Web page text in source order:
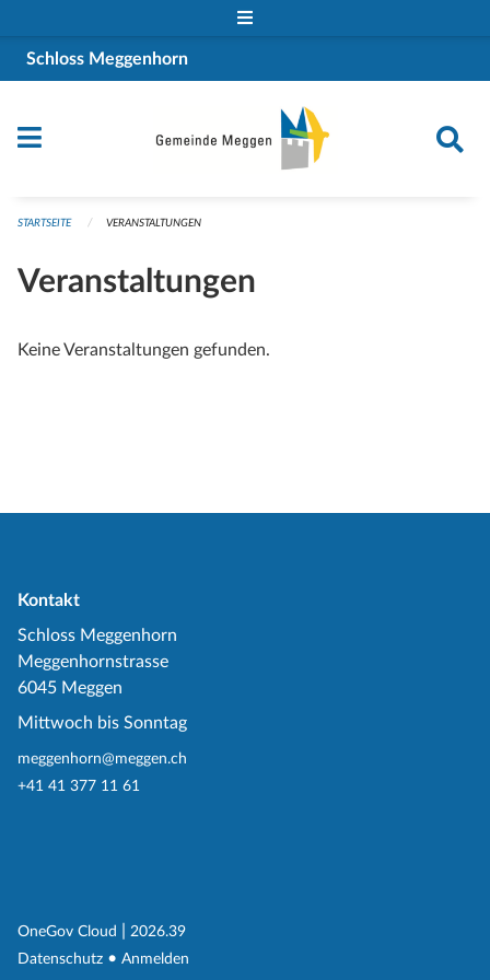
Schloss Meggenhorn
STARTSEITE VERANSTALTUNGEN
Veranstaltungen
Keine Veranstaltungen gefunden.
Kontakt
Schloss Meggenhorn
Meggenhornstrasse
6045 Meggen
Mittwoch bis Sonntag
meggenhorn@meggen.ch
+41 41 377 11 61
OneGov Cloud (External Link)
2026.39
Datenschutz (External Link)
Anmelden